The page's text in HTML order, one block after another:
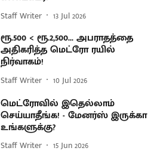
Staff Writer 13 Jul 2026
ரூ.500 < ரூ.2,500... அபராதத்தை
அதிகரித்த மெட்ரோ ரயில்
நிர்வாகம்!
Staff Writer 10 Jul 2026
மெட்ரோவில் இதெல்லாம்
செய்யாதீங்க! - மேனர்ஸ் இருக்கா
உங்களுக்கு?
Staff Writer 15 Jun 2026